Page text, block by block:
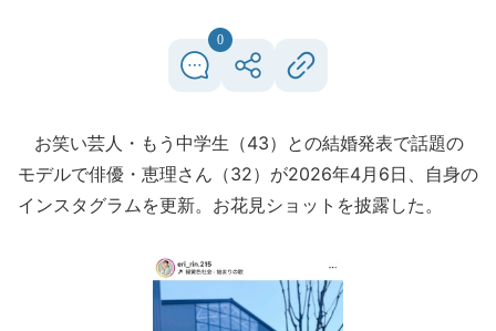
0
お笑い芸人・もう中学生（43）との結婚発表で話題の
モデルで俳優・恵理さん（32）が2026年4月6日、自身の
インスタグラムを更新。お花見ショットを披露した。